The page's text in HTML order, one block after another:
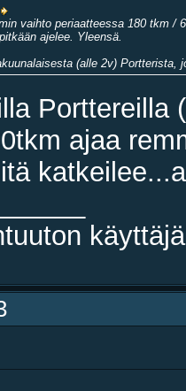
vaihto periaatteessa 180 tkm /
ajelee. Yleensä.
(alle 2v) Portterista,
Porttereilla
ajaa